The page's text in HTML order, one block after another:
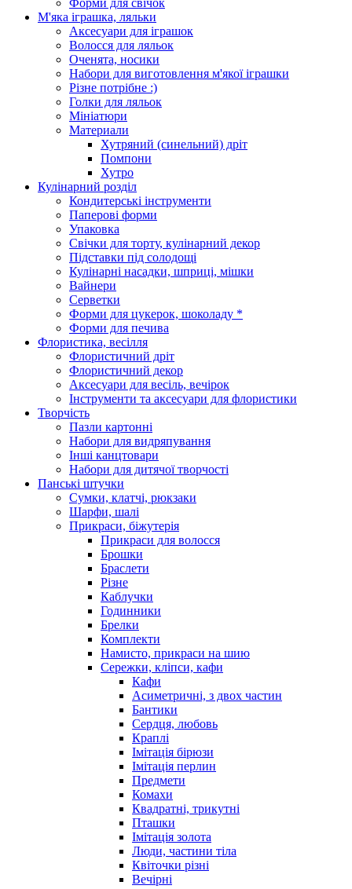
М'яка іграшка, ляльки
Аксесуари для іграшок
Волосся для ляльок
Оченята, носики
Набори для виготовлення м'якої іграшки
Різне потрібне :)
Голки для ляльок
Мініатюри
Материали
Хутряний (синельний) дріт
Помпони
Хутро
Кулінарний розділ
Кондитерські інструменти
Паперові форми
Упаковка
Свічки для торту, кулінарний декор
Підставки під солодощі
Кулінарні насадки, шприці, мішки
Вайнери
Серветки
Форми для цукерок, шоколаду *
Форми для печива
Флористика, весілля
Флористичний дріт
Флористичний декор
Аксесуари для весіль, вечірок
Інструменти та аксесуари для флористики
Творчість
Пазли картонні
Набори для видряпування
Інші канцтовари
Набори для дитячої творчості
Панські штучки
Сумки, клатчі, рюкзаки
Шарфи, шалі
Прикраси, біжутерія
Прикраси для волосся
Брошки
Браслети
Різне
Каблучки
Годинники
Брелки
Комплекти
Намисто, прикраси на шию
Сережки, кліпси, кафи
Кафи
Асиметричні, з двох частин
Бантики
Сердця, любовь
Краплі
Імітація бірюзи
Імітація перлин
Предмети
Комахи
Квадратні, трикутні
Пташки
Імітація золота
Люди, частини тіла
Квіточки різні
Вечірні